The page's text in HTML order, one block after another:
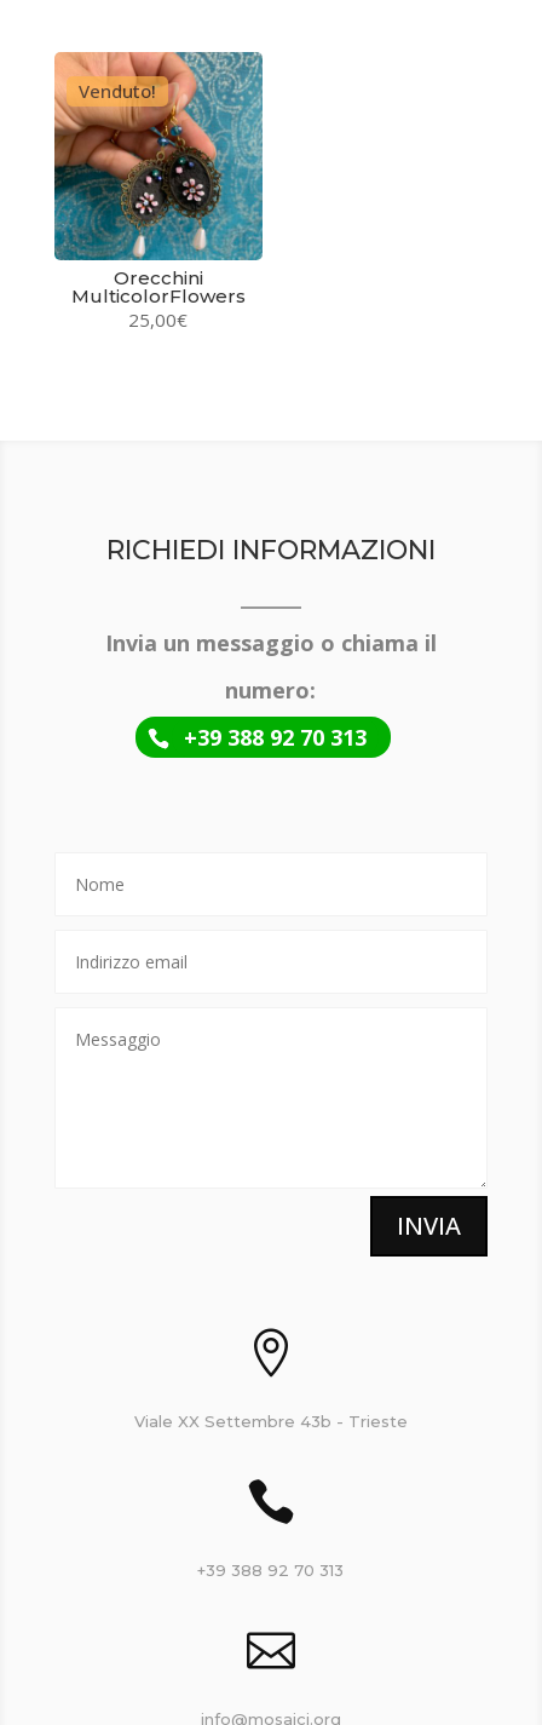
Venduto!
Orecchini
MulticolorFlowers
25,00€
RICHIEDI INFORMAZIONI
Invia un messaggio o chiama il
numero:
+39 388 92 70 313
INVIA

Viale XX Settembre 43b - Trieste

+39 388 92 70 313

info@mosaici.org